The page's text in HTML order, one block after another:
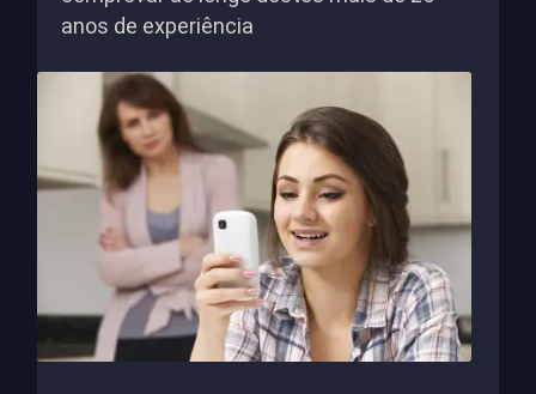
anos de experiência